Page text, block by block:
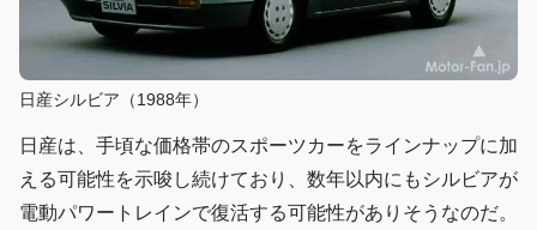
日産シルビア（1988年）
日産は、手頃な価格帯のスポーツカーをラインナップに加
える可能性を示唆し続けており、数年以内にもシルビアが
電動パワートレインで復活する可能性がありそうなのだ。